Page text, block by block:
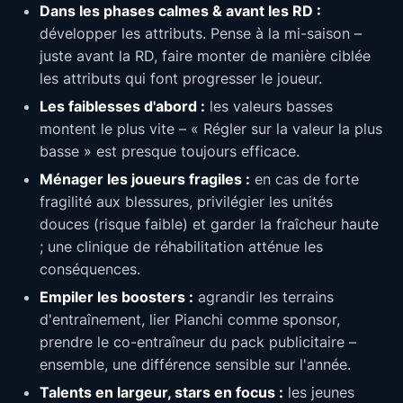
Dans les phases calmes & avant les RD :
développer les attributs. Pense à la mi-saison –
juste avant la RD, faire monter de manière ciblée
les attributs qui font progresser le joueur.
Les faiblesses d'abord : les valeurs basses
montent le plus vite – « Régler sur la valeur la plus
basse » est presque toujours efficace.
Ménager les joueurs fragiles : en cas de forte
fragilité aux blessures, privilégier les unités
douces (risque faible) et garder la fraîcheur haute
; une clinique de réhabilitation atténue les
conséquences.
Empiler les boosters : agrandir les terrains
d'entraînement, lier Pianchi comme sponsor,
prendre le co-entraîneur du pack publicitaire –
ensemble, une différence sensible sur l'année.
Talents en largeur, stars en focus : les jeunes